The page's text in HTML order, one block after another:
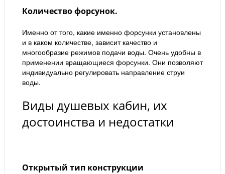
Количество форсунок.
Именно от того, какие именно форсунки установлены
и в каком количестве, зависит качество и
многообразие режимов подачи воды. Очень удобны в
применении вращающиеся форсунки. Они позволяют
индивидуально регулировать направление струи
воды.
Виды душевых кабин, их
достоинства и недостатки
Открытый тип конструкции